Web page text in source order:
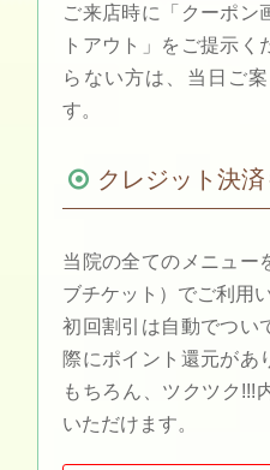
ご来店時に「クーポン
トアウト」をご提示
らない方は、当日ご
す。
クレジット決
当院の全てのメニュー
ブチケット）でご利用
初回割引は自動でつい
際にポイント還元があ
もちろん、ツクツク!!!
いただけます。